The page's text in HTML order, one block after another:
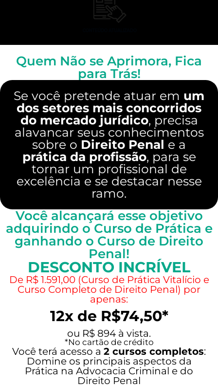
Quem Não se Aprimora, Fica
para Trás!
Se você pretende atuar em um
dos setores mais concorridos
do mercado jurídico, precisa
alavancar seus conhecimentos
sobre o Direito Penal e a
prática da profissão, para se
tornar um profissional de
excelência e se destacar nesse
ramo.
Você alcançará esse objetivo
adquirindo o Curso de Prática e
ganhando o Curso de Direito
Penal!
DESCONTO INCRÍVEL
De R$ 1.591,00(Curso de Prática Vitalício e
Curso Completo de Direito Penal) por
apenas:
12x de R$74,50*
ou R$ 894 à vista.
*No cartão de crédito
Você terá acesso a 2 cursos completos:
Domine os principais aspectos da
Prática na Advocacia Criminal e do
Direito Penal